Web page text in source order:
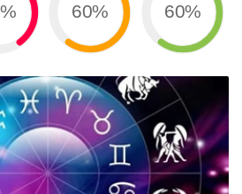
60% 60%